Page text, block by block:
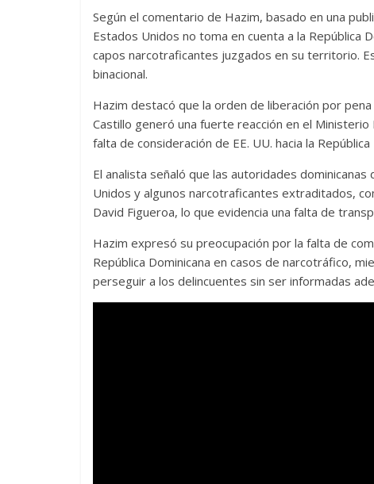
Según el comentario de Hazim, basado en una
Estados Unidos no toma en cuenta a la República
capos narcotraficantes juzgados en su territorio.
binacional.
Hazim destacó que la orden de liberación por
Castillo generó una fuerte reacción en el
falta de consideración de EE. UU. hacia la
El analista señaló que las autoridades
Unidos y algunos narcotraficantes extraditados,
David Figueroa, lo que evidencia una falta de
Hazim expresó su preocupación por la falta de
República Dominicana en casos de narcotráfico,
perseguir a los delincuentes sin ser informadas